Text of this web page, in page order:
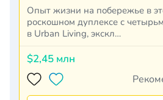
Опыт жизни на побережье в
роскошном дуплексе с
в Urban Living, экскл…
$2,45 млн